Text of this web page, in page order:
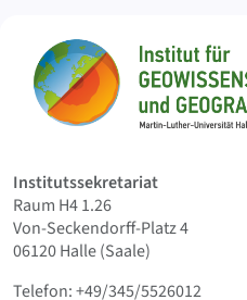
Startseite
Institutssekretariat
Raum H4 1.26
Von-Seckendorff-Platz 4
06120 Halle (Saale)
Telefon: +49/345/5526012